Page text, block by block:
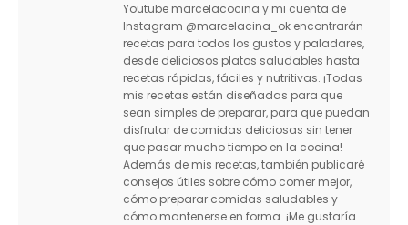
Youtube marcelacocina y mi cuenta de
Instagram @marcelacina_ok encontrarán
recetas para todos los gustos y paladares,
desde deliciosos platos saludables hasta
recetas rápidas, fáciles y nutritivas. ¡Todas
mis recetas están diseñadas para que
sean simples de preparar, para que puedan
disfrutar de comidas deliciosas sin tener
que pasar mucho tiempo en la cocina!
Además de mis recetas, también publicaré
consejos útiles sobre cómo comer mejor,
cómo preparar comidas saludables y
cómo mantenerse en forma. ¡Me gustaría